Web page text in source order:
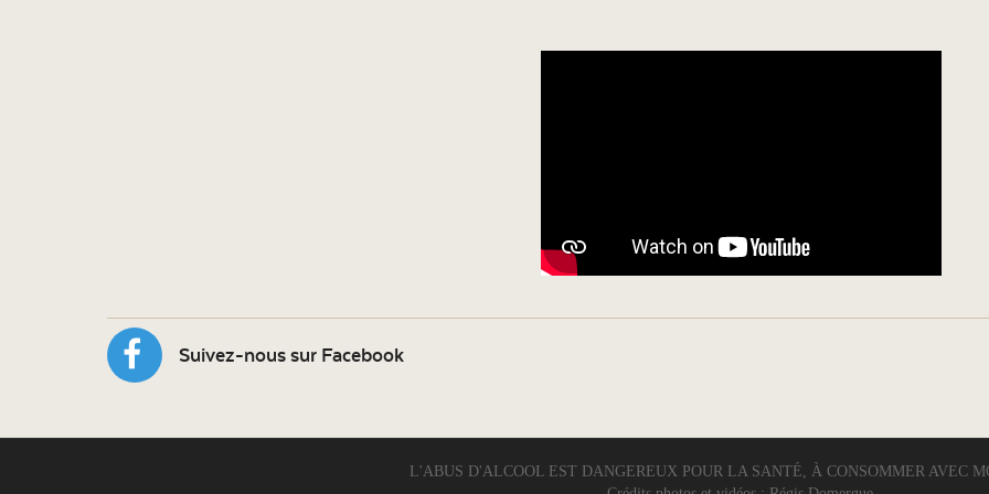
Suivez-nous sur Facebook
L'ABUS D'ALCOOL EST DANGEREUX POUR LA SANTÉ, À CONSOMMER AVEC